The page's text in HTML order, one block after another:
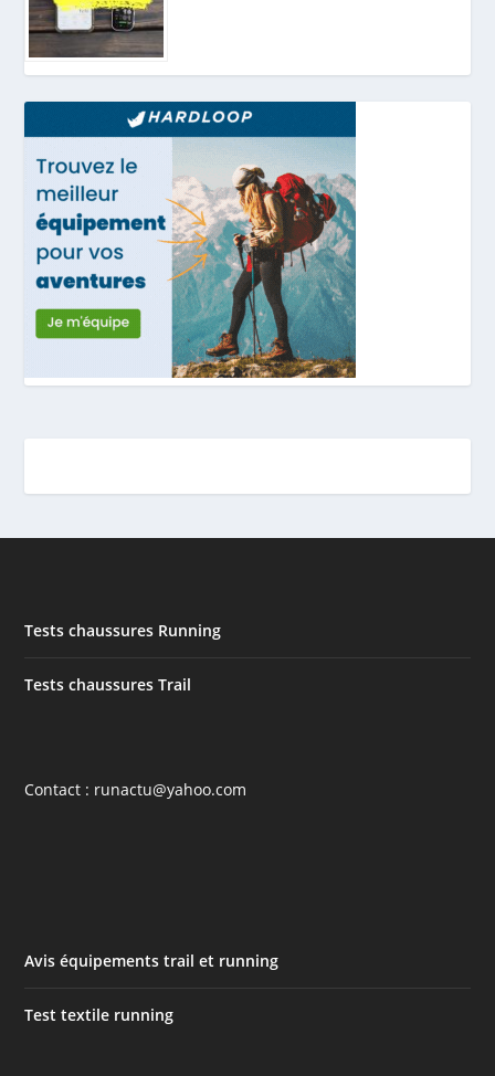
Tests chaussures Running
Tests chaussures Trail
Contact : runactu@yahoo.com
Avis équipements trail et running
Test textile running